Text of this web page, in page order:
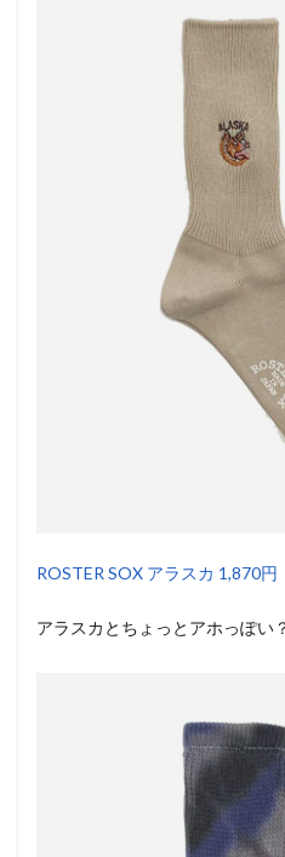
ROSTER SOX アラスカ 1,870円
アラスカとちょっとアホっぽい